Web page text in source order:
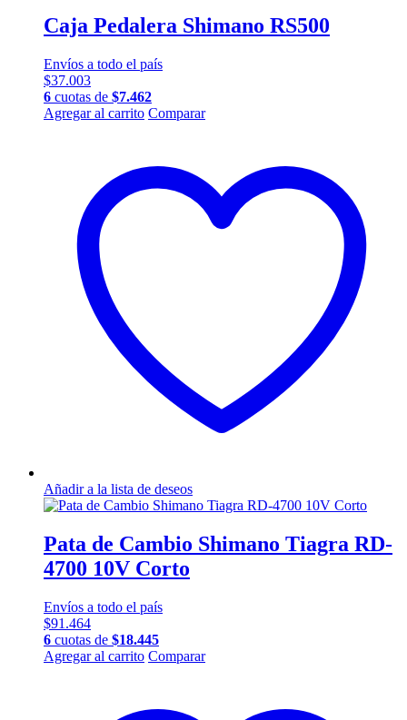
Caja Pedalera Shimano RS500
Envíos a todo el país
$37.003
6 cuotas de $7.462
Agregar al carrito Comparar
Añadir a la lista de deseos
Pata de Cambio Shimano Tiagra RD-
4700 10V Corto
Envíos a todo el país
$91.464
6 cuotas de $18.445
Agregar al carrito Comparar